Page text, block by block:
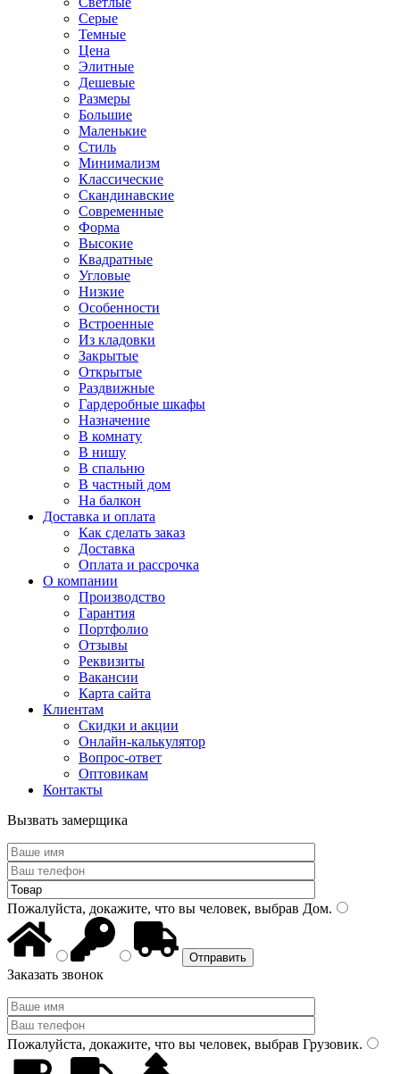
Серые
Темные
Цена
Элитные
Дешевые
Размеры
Большие
Маленькие
Стиль
Минимализм
Классические
Скандинавские
Современные
Форма
Высокие
Квадратные
Угловые
Низкие
Особенности
Встроенные
Из кладовки
Закрытые
Открытые
Раздвижные
Гардеробные шкафы
Назначение
В комнату
В нишу
В спальню
В частный дом
На балкон
Доставка и оплата
Как сделать заказ
Доставка
Оплата и рассрочка
О компании
Производство
Гарантия
Портфолио
Отзывы
Реквизиты
Вакансии
Карта сайта
Клиентам
Скидки и акции
Онлайн-калькулятор
Вопрос-ответ
Оптовикам
Контакты
Вызвать замерщика
Пожалуйста, докажите, что вы человек, выбрав Дом.
Заказать звонок
Пожалуйста, докажите, что вы человек, выбрав Грузовик.